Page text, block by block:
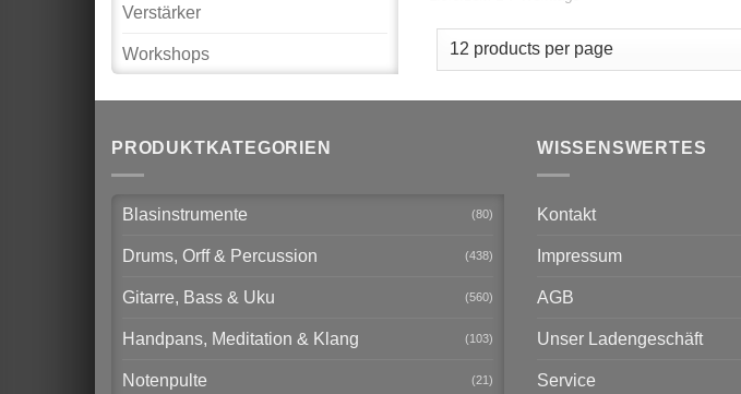
Verstärker
Workshops
PRODUKTKATEGORIEN
Blasinstrumente (80)
Drums, Orff & Percussion (438)
Gitarre, Bass & Uku (560)
Handpans, Meditation & Klang (103)
Notenpulte (21)
WISSENSWERTES
Kontakt
Impressum
AGB
Unser Ladengeschäft
Service